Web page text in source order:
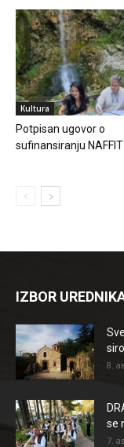
Kultura
Potpisan ugovor o
sufinansiranju NAFFIT
IZBOR
8.
se
7.